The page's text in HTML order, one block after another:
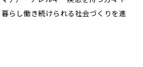
らし働き続けられる社会づくりを進